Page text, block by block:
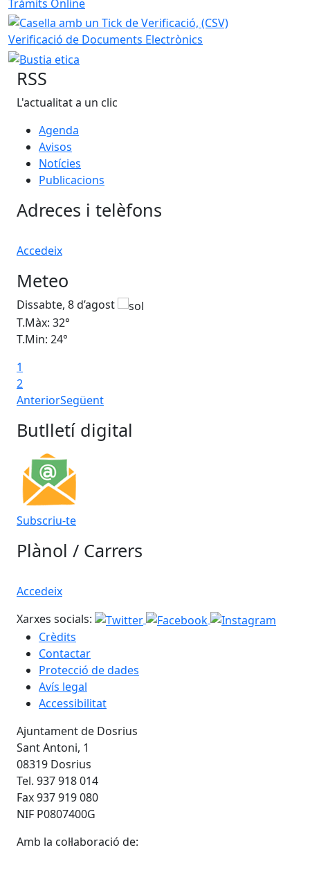
RSS
L'actualitat a un clic
Agenda
Avisos
Notícies
Publicacions
Adreces i telèfons
Accedeix
Meteo
Dissabte, 8 d’agost
T.Màx: 32°
T.Min: 24°
1
2
AnteriorSegüent
Butlletí digital
Subscriu-te
Plànol / Carrers
Accedeix
Xarxes socials:
Crèdits
Contactar
Protecció de dades
Avís legal
Accessibilitat
Ajuntament de Dosrius
Sant Antoni, 1
08319 Dosrius
Tel. 937 918 014
Fax 937 919 080
NIF P0807400G
Amb la col·laboració de: